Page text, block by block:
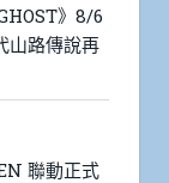
》8/6
山路傳說再
聯動正式